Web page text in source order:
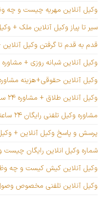
وکیل آنلاین مهریه چیست و چه
سیر تا پیاز وکیل آنلاین ملک +
قدم به قدم تا گرفتن وکیل
وکیل آنلاین شبانه روزی +
وکیل آنلاین حقوقی+هزینه مشاوره
وکیل آنلاین طلاق + مشاوره ۲۴ ساعته رایگان
مشاوره وکیل تلفنی رایگان ۲۴ ساعته + ویژگیهای یک وکیل خوب
پرسش و پاسخ وکیل آنلاین +
شماره وکیل انلاین رایگان چیست
وکیل آنلاین کیش کیست و چه
وکیل آنلاین تلفنی مخصوص